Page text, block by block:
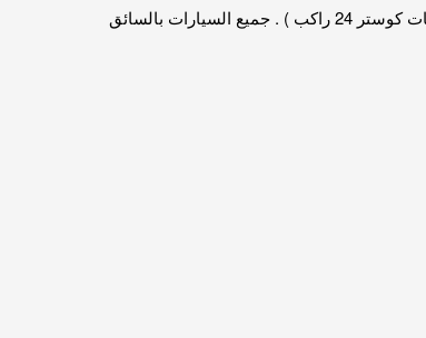
خصومات للفترات واللمدد الطويلة. عن قيامها بتوفير جميع انواع السيارت ( ملاكي _ هيونداي اتش وان 7 راكب _ باصات هاي اس 14 راكب _ باصات كوستر 24 راكب ) . جميع السيارات بالسائق